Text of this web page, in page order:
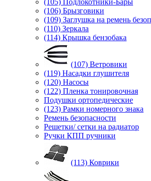
(106) Брызговики
(109) Заглушка на ремень
(110) Зеркала
(114) Крышка бензобака
(107) Ветровики
(119) Насадки глушителя
(120) Насосы
(122) Пленка тонировочная
Подушки ортопедические
(123) Рамки номерного знака
Ремень безопасности
Решетки/ сетки на радиатор
Ручки КПП ручники
(113) Коврики